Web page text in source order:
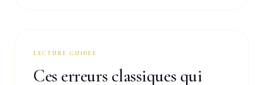
LECTURE GUIDEE
Ces erreurs classiques qui